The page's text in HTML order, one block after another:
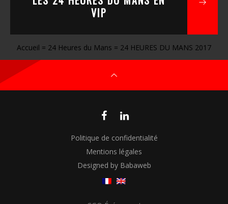
VIP
Accueil = 24 Heures du Mans = 24 HEURES DU MANS 2017
Politique de confidentialité
Mentions légales
Designed by Babaweb